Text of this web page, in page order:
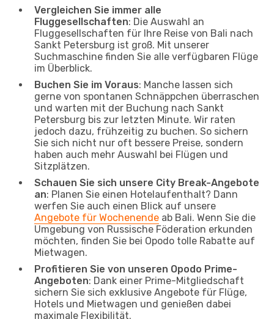
Vergleichen Sie immer alle
Fluggesellschaften: Die Auswahl an
Fluggesellschaften für Ihre Reise von Bali nach
Sankt Petersburg ist groß. Mit unserer
Suchmaschine finden Sie alle verfügbaren Flüge
im Überblick.
Buchen Sie im Voraus: Manche lassen sich
gerne von spontanen Schnäppchen überraschen
und warten mit der Buchung nach Sankt
Petersburg bis zur letzten Minute. Wir raten
jedoch dazu, frühzeitig zu buchen. So sichern
Sie sich nicht nur oft bessere Preise, sondern
haben auch mehr Auswahl bei Flügen und
Sitzplätzen.
Schauen Sie sich unsere City Break-Angebote
an: Planen Sie einen Hotelaufenthalt? Dann
werfen Sie auch einen Blick auf unsere
Angebote für Wochenende ab Bali. Wenn Sie die
Umgebung von Russische Föderation erkunden
möchten, finden Sie bei Opodo tolle Rabatte auf
Mietwagen.
Profitieren Sie von unseren Opodo Prime-
Angeboten: Dank einer Prime-Mitgliedschaft
sichern Sie sich exklusive Angebote für Flüge,
Hotels und Mietwagen und genießen dabei
maximale Flexibilität.